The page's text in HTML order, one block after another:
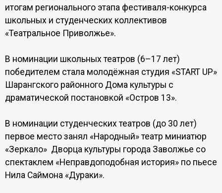
итогам регионального этапа фестиваля-конкурса
школьных и студенческих коллективов
«Театральное Приволжье».
В номинации школьных театров (6–17 лет)
победителем стала молодёжная студия «START UP»
Шарангского районного Дома культуры с
драматической постановкой «Остров 13».
В номинации студенческих театров (до 30 лет)
первое место занял «Народный» театр миниатюр
«Зеркало» Дворца культуры города Заволжье со
спектаклем «Неправдоподобная история» по пьесе
Нила Саймона «Дураки».